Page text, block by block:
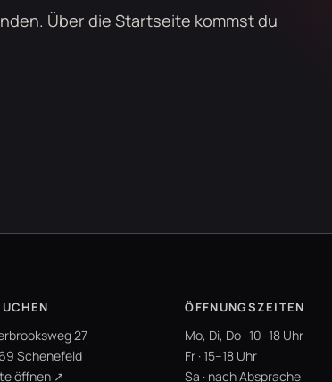
Über die Startseite kommst du
27
Schenefeld
öffnen ↗
ÖFFNUNGSZEITEN
Mo, Di, Do · 10–18 Uhr
Fr · 15–18 Uhr
Sa · nach Absprache